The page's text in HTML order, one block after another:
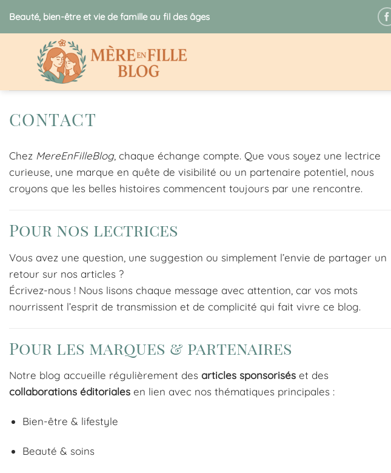
au
Beauté, bien-être et vie de famille au fil des âges
CONTACT
Chez MereEnFilleBlog, chaque échange compte. Que vous soyez une lectrice
curieuse, une marque en quête de visibilité ou un partenaire potentiel, nous
croyons que les belles histoires commencent toujours par une rencontre.
Pour nos lectrices
Vous avez une question, une suggestion ou simplement l’envie de partager un
retour sur nos articles ?
Écrivez-nous ! Nous lisons chaque message avec attention, car vos mots
nourrissent l’esprit de transmission et de complicité qui fait vivre ce blog.
Pour les marques & partenaires
Notre blog accueille régulièrement des articles sponsorisés et des
collaborations éditoriales en lien avec nos thématiques principales :
Bien-être & lifestyle
Beauté & soins